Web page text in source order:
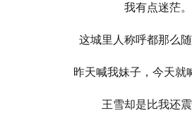
我有点迷茫。
这城里人称呼都那么随
昨天喊我妹子，今天就
王雪却是比我还震